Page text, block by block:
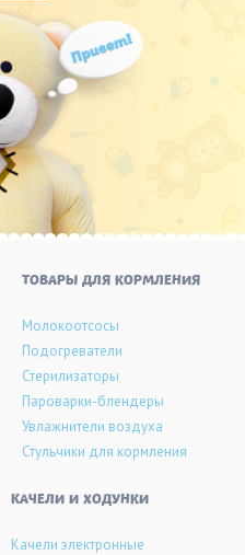
ТОВАРЫ ДЛЯ КОРМЛЕНИЯ
Молокоотсосы
Подогреватели
Стерилизаторы
Пароварки-блендеры
Увлажнители воздуха
Стульчики для кормления
KАЧЕЛИ И ХОДУНКИ
Качели электронные